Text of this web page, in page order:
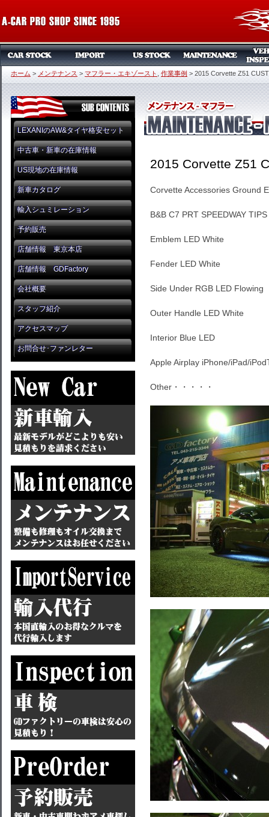
ホーム > メンテナンス > マフラー・エキゾースト 作業事例 > 2015 Corvette Z51
LEXANIのAW&タイヤ格安セット
中古車・新車の在庫情報
US現地の在庫情報
新車カタログ
輸入シュミレーション
予約販売
店舗情報 東京本店
店舗情報 GDFactory
会社概要
スタッフ紹介
アクセスマップ
お問合せ･ファンレター
2015 Corvette Z51
Corvette Accessories Ground
B&B C7 PRT SPEEDWAY
Emblem LED White
Fender LED White
Side Under RGB LED Flowing
Outer Handle LED White
Interior Blue LED
Apple Airplay iPhone/iPad/
Other・・・・・